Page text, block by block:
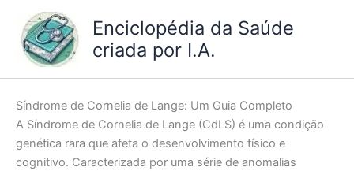
conteúdo
Enciclopédia da Saúde
criada por I.A.
Síndrome de Cornelia de Lange: Um Guia Completo
A Síndrome de Cornelia de Lange (CdLS) é uma condição
genética rara que afeta o desenvolvimento físico e
cognitivo. Caracterizada por uma série de anomalias